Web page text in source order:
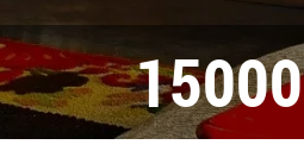
15000